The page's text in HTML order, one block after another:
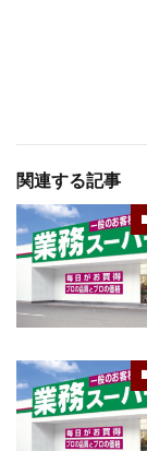
関連する記事